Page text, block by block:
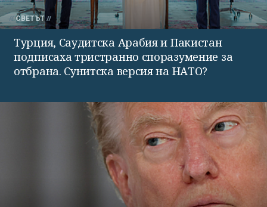
СВЕТЪТ
Турция, Саудитска Арабия и Пакистан
подписаха тристранно споразумение за
отбрана. Сунитска версия на НАТО?